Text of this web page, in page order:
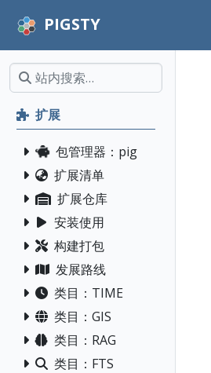
PIGSTY
扩展
包管理器：pig
扩展清单
扩展仓库
安装使用
构建打包
发展路线
类目：TIME
类目：GIS
类目：RAG
类目：FTS